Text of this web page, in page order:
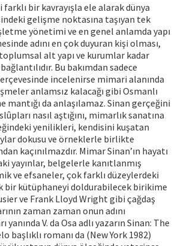
bir kavrayışla ele alarak dünya
gelişme noktasına taşıyan tek
yönetimi ve en genel anlamda yapı
adını en çok duyuran kişi olması,
toplumsal alt yapı ve kurumlar kadar
Bu bakımdan sadece
incelenirse mimari alanında
anlamsız kalacağı gibi Osmanlı
da anlaşılamaz. Sinan gerçeğini
nasıl aştığını, mimarlık sanatına
yenilikleri, kendisini kuşatan
dokusu ve örneklerle birlikte
kaçınılmazdır. Mimar Sinan’ın hayatı
yayınlar, belgelerle kanıtlanmış
ve efsaneler, çok farklı düzeylerdeki
bir kütüphaneyi doldurabilecek birikime
ve Frank Lloyd Wright gibi çağdaş
zaman zaman onun adını
yanında V. da Osa adlı yazarın Sinan: The
başlıklı romanı da (New York 1982)